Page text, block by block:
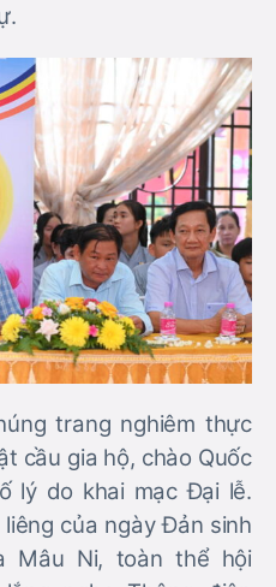
trang nghiêm thực
cầu gia hộ, chào Quốc
lý do khai mạc Đại lễ.
của ngày Đản sinh
Mâu Ni, toàn thể hội